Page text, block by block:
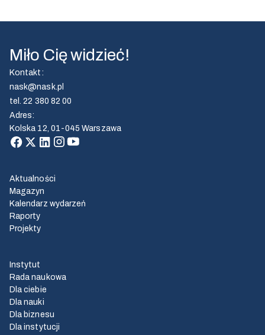
Miło Cię widzieć!
Kontakt :
nask@nask.pl
tel.22 380 82 00
Adres:
Kolska 12, 01-045 Warszawa
Aktualności
Magazyn
Kalendarz wydarzeń
Raporty
Projekty
Instytut
Rada naukowa
Dla ciebie
Dla nauki
Dla biznesu
Dla instytucji